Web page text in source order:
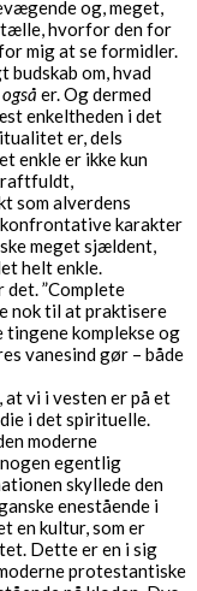
og, meget,
hvorfor den for
mig at se formidler.
om, hvad
også er. Og dermed
enkeltheden i det
er, dels
enkle er ikke kun
som alverdens
konfrontative karakter
meget sjældent,
helt enkle.
det. ”Complete
nok til at praktisere
komplekse og
vanesind gør – både
vi i vesten er på et
i det spirituelle.
moderne
egentlig
skyllede den
enestående i
en kultur, som er
Dette er en i sig
protestantiske